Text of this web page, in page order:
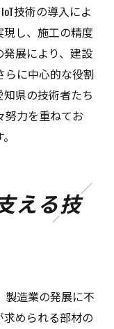
技術の導入によ
し、施工の精度
展により、建設
らに中心的な役割
県の技術者たち
努力を重ねてお
える技
製造業の発展に不
められる部材の